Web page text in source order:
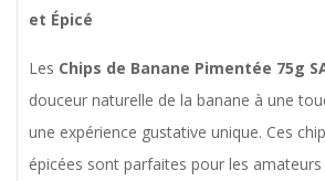
et Épicé
Les Chips de Banane Pimentée 75g
douceur naturelle de la banane à une
une expérience gustative unique. Ces
épicées sont parfaites pour les amateurs